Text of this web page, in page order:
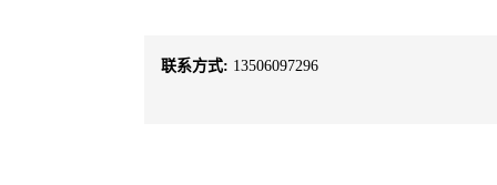
联系方式: 13506097296